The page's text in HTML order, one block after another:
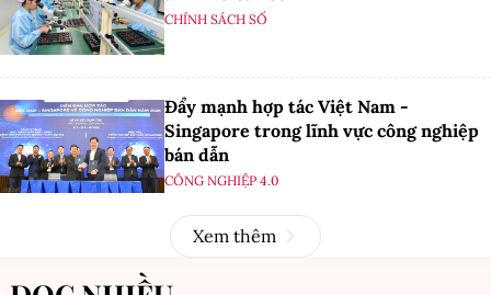
CHÍNH SÁCH SỐ
Đẩy mạnh hợp tác Việt Nam -
Singapore trong lĩnh vực công nghiệp
bán dẫn
CÔNG NGHIỆP 4.0
Xem thêm